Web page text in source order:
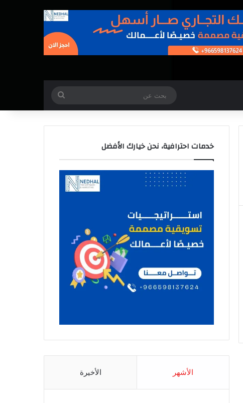
عن
خدمات احترافية، نحن خيارك الأفضل
الأشهر الأخيرة